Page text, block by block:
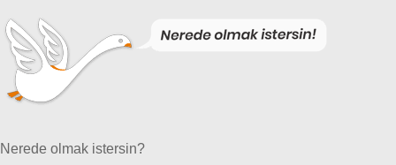
Nerede olmak istersin?